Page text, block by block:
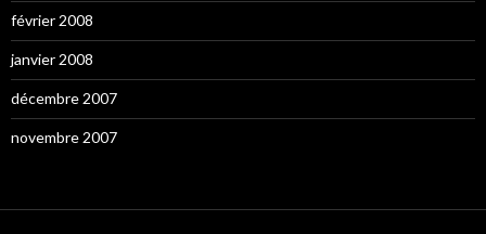
février 2008
janvier 2008
décembre 2007
novembre 2007